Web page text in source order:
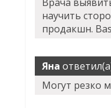
научить
продакшн.
Яна
Могут резко